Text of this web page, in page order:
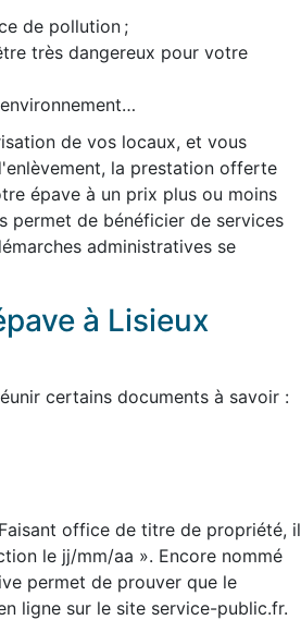
de pollution ;
très dangereux pour votre
de vos locaux, et vous
la prestation offerte
épave à un prix plus ou moins
permet de bénéficier de services
administratives se
à Lisieux
certains documents à savoir :
office de titre de propriété, il
le jj/mm/aa ». Encore nommé
permet de prouver que le
ligne sur le site service-public.fr.